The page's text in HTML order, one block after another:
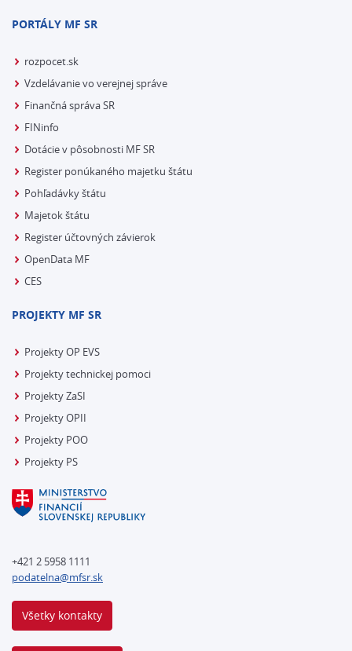
PORTÁLY MF SR
rozpocet.sk
Vzdelávanie vo verejnej správe
Finančná správa SR
FINinfo
Dotácie v pôsobnosti MF SR
Register ponúkaného majetku štátu
Pohľadávky štátu
Majetok štátu
Register účtovných závierok
OpenData MF
CES
PROJEKTY MF SR
Projekty OP EVS
Projekty technickej pomoci
Projekty ZaSI
Projekty OPII
Projekty POO
Projekty PS
+421 2 5958 1111
podatelna@mfsr.sk
Všetky kontakty